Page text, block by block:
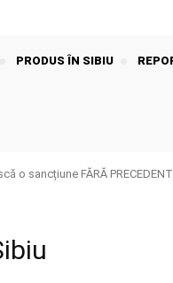
PRODUS ÎN SIBIU
o sancțiune FĂRĂ PRECEDENT